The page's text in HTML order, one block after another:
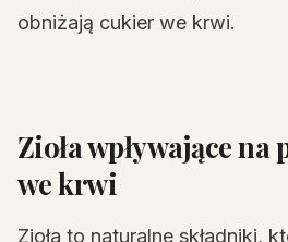
obniżają cukier we krwi.
Zioła wpływające
we krwi
Zioła to naturalne składniki,